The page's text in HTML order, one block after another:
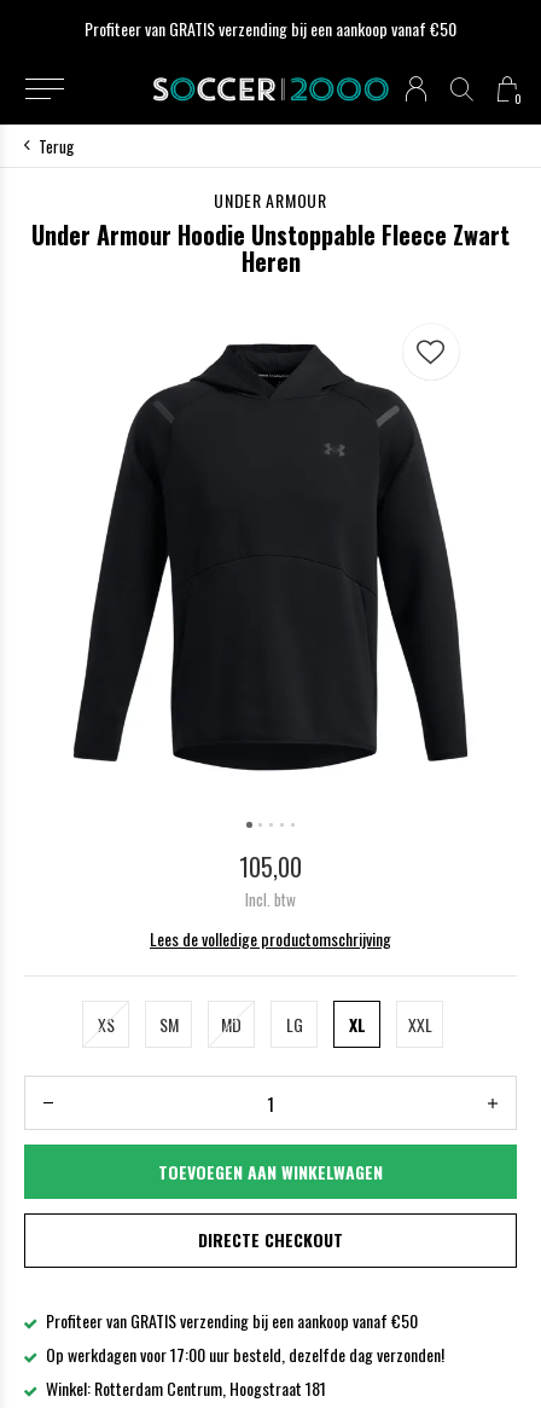
0
Profiteer van GRATIS verzending bij een aankoop vanaf €50
Terug
UNDER ARMOUR
Under Armour Hoodie Unstoppable Fleece Zwart
Heren
105,00
Incl. btw
Lees de volledige productomschrijving
XS SM MD LG XL XXL
TOEVOEGEN AAN WINKELWAGEN
DIRECTE CHECKOUT
Profiteer van GRATIS verzending bij een aankoop vanaf €50
Op werkdagen voor 17:00 uur besteld, dezelfde dag verzonden!
Winkel: Rotterdam Centrum, Hoogstraat 181